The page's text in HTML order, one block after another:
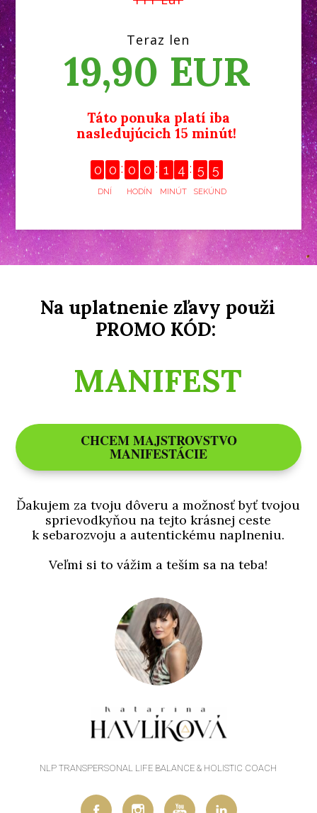
Teraz len
19,90 EUR
Táto ponuka platí iba
nasledujúcich 15 minút!
0 0
DNÍ
0 0
HODÍN
1 4
MINÚT
5 5
SEKÚND
Na uplatnenie zľavy použi
PROMO KÓD:
MANIFEST
CHCEM MAJSTROVSTVO
MANIFESTÁCIE
Ďakujem za tvoju dôveru a možnosť byť tvojou
sprievodkyňou na tejto krásnej ceste
k sebarozvoju a autentickému naplneniu.
Veľmi si to vážim a teším sa na teba!
NLP TRANSPERSONAL LIFE BALANCE & HOLISTIC COACH